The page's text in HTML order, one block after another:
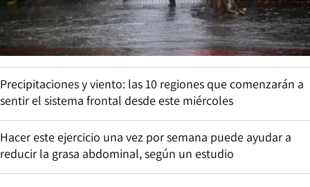
Precipitaciones y viento: las 10 regiones que comenzarán a
sentir el sistema frontal desde este miércoles
Hacer este ejercicio una vez por semana puede ayudar a
reducir la grasa abdominal, según un estudio